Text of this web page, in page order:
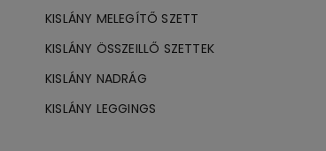
KISLÁNY MELEGÍTŐ SZETT
KISLÁNY ÖSSZEILLŐ SZETTEK
KISLÁNY NADRÁG
KISLÁNY LEGGINGS